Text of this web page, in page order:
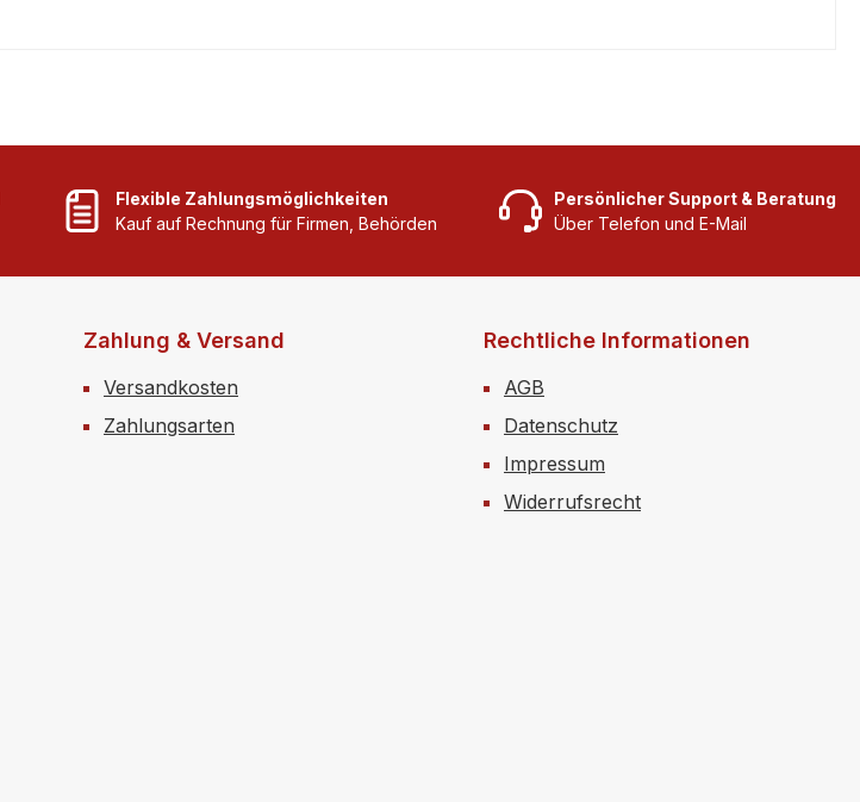
Flexible Zahlungsmöglichkeiten
Kauf auf Rechnung für Firmen, Behörden
Persönlicher Support & Beratung
Über Telefon und E-Mail
Zahlung & Versand
Versandkosten
Zahlungsarten
Rechtliche Informationen
AGB
Datenschutz
Impressum
Widerrufsrecht